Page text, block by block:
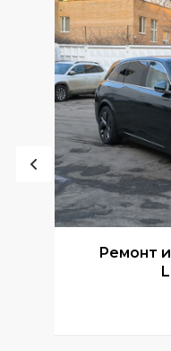
Ремонт